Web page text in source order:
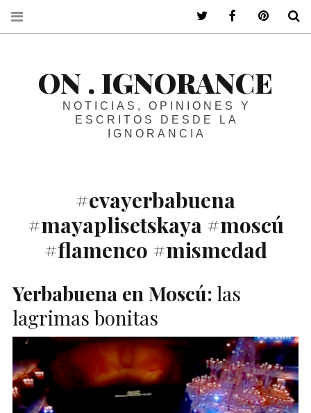
ON . IGNORANCE
NOTICIAS, OPINIONES Y
ESCRITOS DESDE LA
IGNORANCIA
#evayerbabuena
#mayaplisetskaya #moscú
#flamenco #mismedad
Yerbabuena en Moscú: las
lagrimas bonitas
ir a mi twitterir a mi facebook
ir a mi